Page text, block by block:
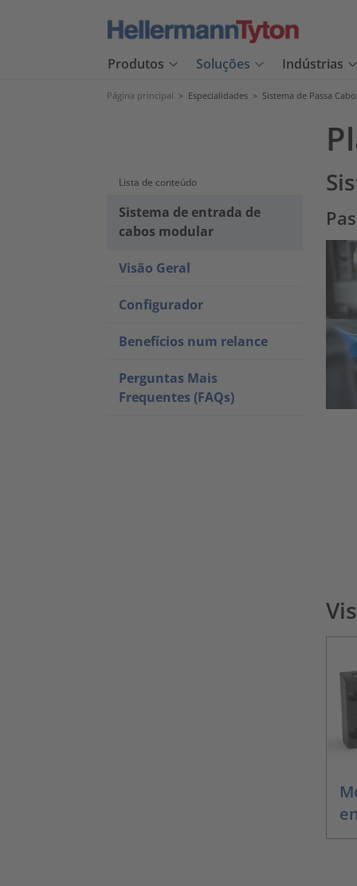
Produtos Soluções Indústrias
Página principal > Especialidades > Sistema de Passa
Lista de conteúdo
Sistema de entrada de
cabos modular
Visão Geral
Configurador
Benefícios num relance
Perguntas Mais
Frequentes (FAQs)